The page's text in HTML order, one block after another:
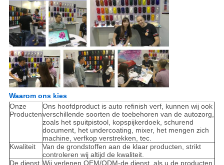
Waarom ons kies
Onze
Producten
Ons hoofdproduct is auto refinish verf, kunnen wij ook
verschillende soorten de toebehoren van de autozorg,
zoals het spuitpistool, kopspijkerdoek, schurend
document, het undercoating, mixer, het mengen zich
machine, verfkop verstrekken, tec.
Kwaliteit
Van de grondstoffen aan de klaar producten, strikt
controleren wij altijd de kwaliteit.
De dienst Wij verlenen OEM/ODM-de dienst, als u de producten